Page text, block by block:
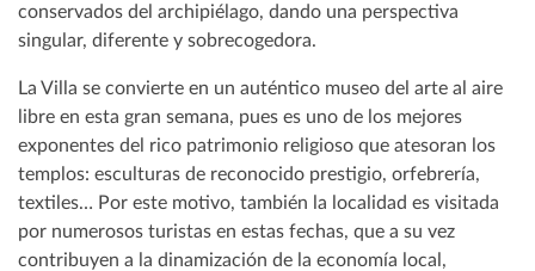
conservados del archipiélago, dando una perspectiva
singular, diferente y sobrecogedora.
La Villa se convierte en un auténtico museo del arte al aire
libre en esta gran semana, pues es uno de los mejores
exponentes del rico patrimonio religioso que atesoran los
templos: esculturas de reconocido prestigio, orfebrería,
textiles… Por este motivo, también la localidad es visitada
por numerosos turistas en estas fechas, que a su vez
contribuyen a la dinamización de la economía local,